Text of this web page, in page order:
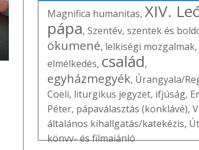
Magnifica humanitas, XIV.
pápa, Szentév, szentek és
ökumené, lelkiségi mozgalmak,
elmélkedés, család,
egyházmegyék, Úrangyala/
Coeli, liturgikus jegyzet, ifjúság,
Péter, pápaválasztás (konklávé),
általános kihallgatás/katekézis,
könyv- és filmajánló